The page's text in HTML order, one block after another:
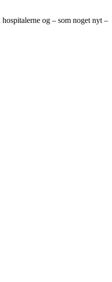
og – som noget nyt –